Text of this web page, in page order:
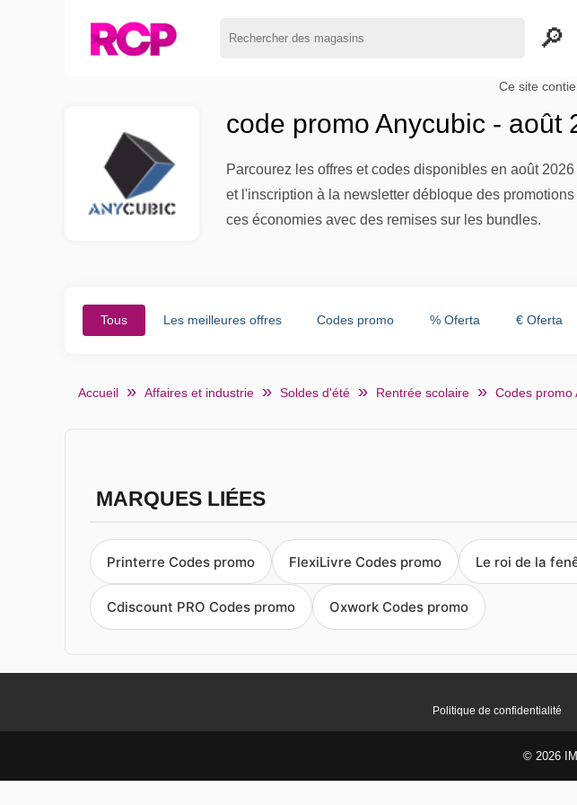
Ce site
code promo Anycubic - août
Parcourez les offres et codes disponibles en août
et l'inscription à la newsletter débloque des
ces économies avec des remises sur les bundles.
Tous Les meilleures offres Codes promo % Oferta € Oferta
Accueil Affaires et industrie Soldes d'été Rentrée scolaire Codes promo
MARQUES LIÉES
Printerre Codes promo FlexiLivre Codes promo Le roi de la
Cdiscount PRO Codes promo Oxwork Codes promo
Politique de confidentialité
© 2026